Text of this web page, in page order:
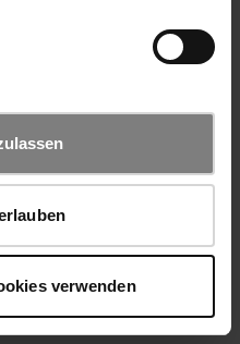
verwenden